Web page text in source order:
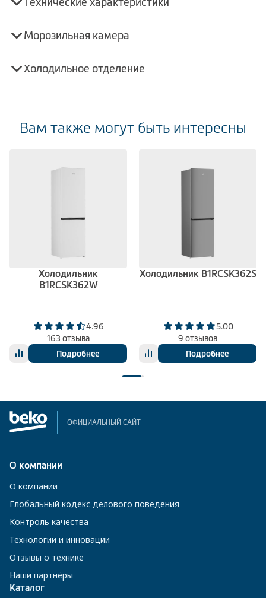
Морозильная камера
Холодильное отделение
Вам также могут быть интересны
Холодильник
B1RCSK362W
4.96
163 отзыва
Подробнее
Холодильник B1RCSK362S
5.00
9 отзывов
Подробнее
ОФИЦИАЛЬНЫЙ САЙТ
О компании
О компании
Глобальный кодекс делового поведения
Контроль качества
Технологии и инновации
Отзывы о технике
Наши партнёры
Каталог